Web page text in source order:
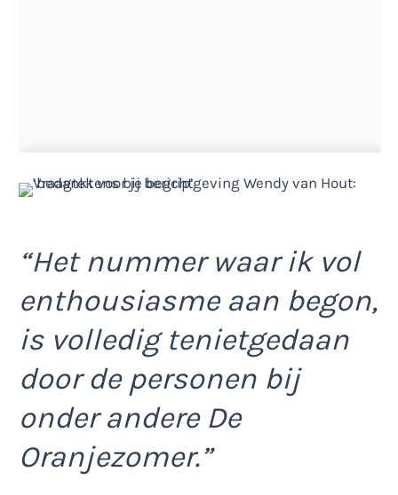
“Het nummer waar ik vol
enthousiasme aan begon,
is volledig tenietgedaan
door de personen bij
onder andere De
Oranjezomer.”